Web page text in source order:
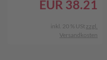
EUR 38.21
inkl. 20 % USt zzgl.
Versandkosten